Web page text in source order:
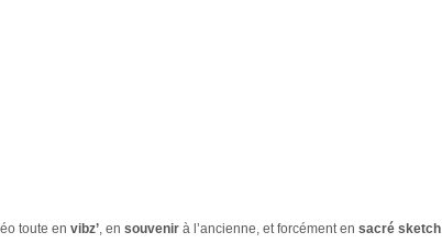
toute en vibz’, en souvenir à l’ancienne, et forcément en sacré sketch